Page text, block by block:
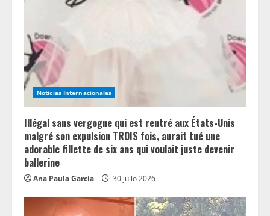
e
a
d
i
n
g
Noticias Internacionales
Illégal sans vergogne qui est rentré aux États-Unis
malgré son expulsion TROIS fois, aurait tué une
adorable fillette de six ans qui voulait juste devenir
ballerine
Ana Paula García 30 julio 2026